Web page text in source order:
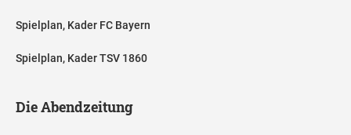
Spielplan, Kader FC Bayern
Spielplan, Kader TSV 1860
Die Abendzeitung